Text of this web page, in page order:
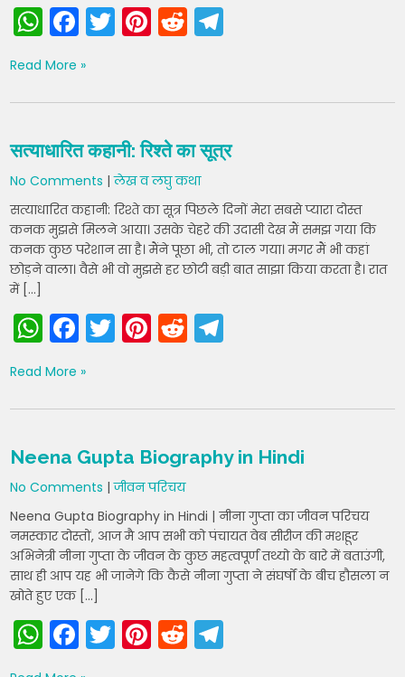
W
h
a
ts
A
p
p
F
a
c
e
b
o
o
k
T
w
er
Pi
nt
e
st
R
e
di
t
gr
a
m
Read More »
सत्याधारित कहानी: रिश्ते का सूत्र
No Comments |लेख व लघु कथा
सत्याधारित कहानी: रिश्ते का सूत्र पिछले दिनों मेरा सबसे प्यारा दोस्त
कनक मुझसे मिलने आया। उसके चेहरे की उदासी देख मैं समझ गया कि
कनक कुछ परेशान सा है। मैंने पूछा भी, तो टाल गया। मगर मैं भी कहां
छोड़ने वाला। वैसे भी वो मुझसे हर छोटी बड़ी बात साझा किया करता है। रात
में […]
W
h
a
ts
A
p
p
F
a
c
e
b
o
o
k
T
w
er
Pi
nt
e
st
R
e
di
t
gr
a
m
Read More »
Neena Gupta Biography in Hindi
No Comments |जीवन परिचय
Neena Gupta Biography in Hindi | नीना गुप्ता का जीवन परिचय
नमस्कार दोस्तों, आज मै आप सभी को पंचायत वेब सीरीज की मशहूर
अभिनेत्री नीना गुप्ता के जीवन के कुछ महत्वपूर्ण तथ्यो के बारे में बताउंगी,
साथ ही आप यह भी जानेगे कि कैसे नीना गुप्ता ने संघर्षों के बीच हौसला न
खोते हुए एक […]
W
h
F
a
T
w
Pi
nt
R
e